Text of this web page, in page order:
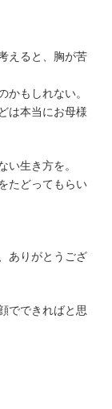
えると、胸が苦
かもしれない。
は本当にお母様
い生き方を。
たどってもらい
ありがとうござ
でできればと思